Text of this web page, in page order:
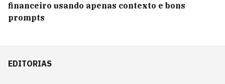
financeiro usando apenas contexto e bons
prompts
EDITORIAS